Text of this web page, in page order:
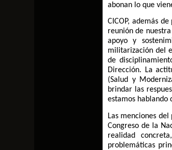
abonan lo que
CICOP, además
reunión de nuestra
apoyo y
militarización del
de
Dirección. La
(Salud y
brindar las
estamos hablando
Las menciones
Congreso de la
realidad
problemáticas